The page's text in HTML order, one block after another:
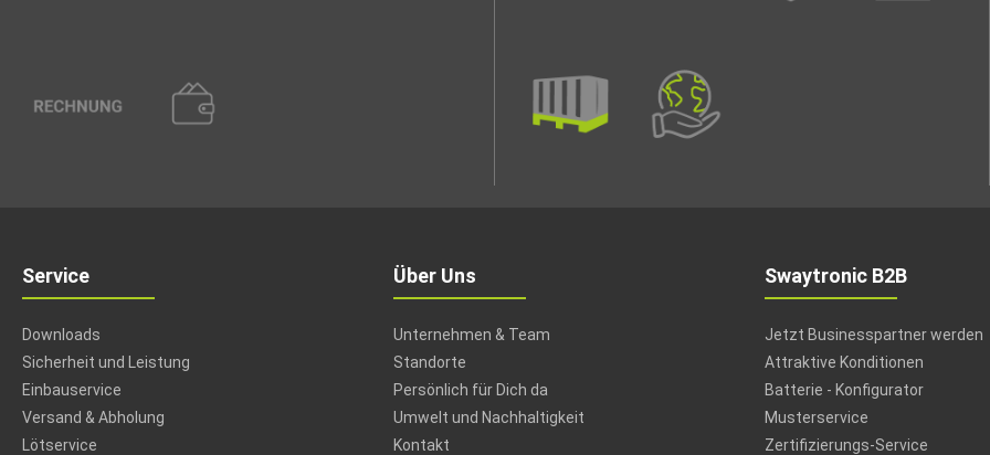
Service
Downloads
Sicherheit und Leistung
Einbauservice
Versand & Abholung
Lötservice
Über Uns
Unternehmen & Team
Standorte
Persönlich für Dich da
Umwelt und Nachhaltigkeit
Kontakt
Swaytronic B2B
Jetzt Businesspartner werden
Attraktive Konditionen
Batterie - Konfigurator
Musterservice
Zertifizierungs-Service